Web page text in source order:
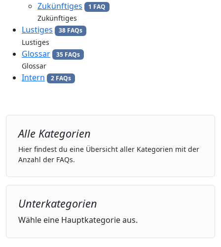
Zukünftiges 1 FAQ
Zukünftiges
Lustiges 38 FAQs
Lustiges
Glossar 35 FAQs
Glossar
Intern 2 FAQs
Alle Kategorien
Hier findest du eine Übersicht aller Kategorien mit der
Anzahl der FAQs.
Unterkategorien
Wähle eine Hauptkategorie aus.